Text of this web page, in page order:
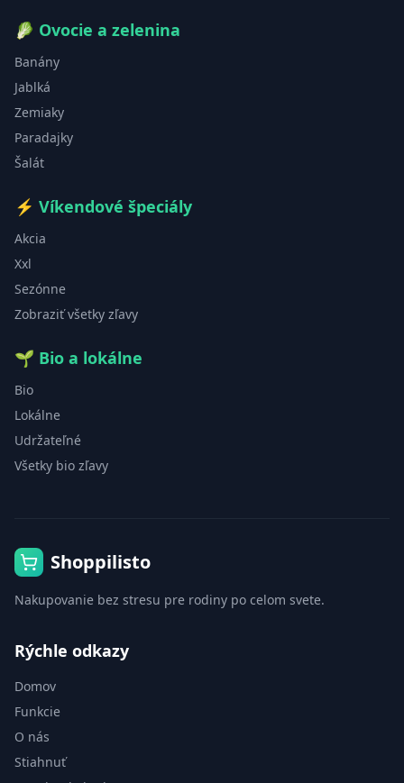
🥬 Ovocie a zelenina
Banány
Jablká
Zemiaky
Paradajky
Šalát
⚡ Víkendové špeciály
Akcia
Xxl
Sezónne
Zobraziť všetky zľavy
🌱 Bio a lokálne
Bio
Lokálne
Udržateľné
Všetky bio zľavy
Shoppilisto
Nakupovanie bez stresu pre rodiny po celom svete.
Rýchle odkazy
Domov
Funkcie
O nás
Stiahnuť